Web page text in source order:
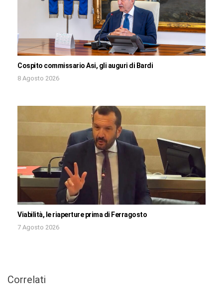
Cospito commissario Asi, gli auguri di Bardi
8 Agosto 2026
Viabilità, le riaperture prima di Ferragosto
7 Agosto 2026
Correlati